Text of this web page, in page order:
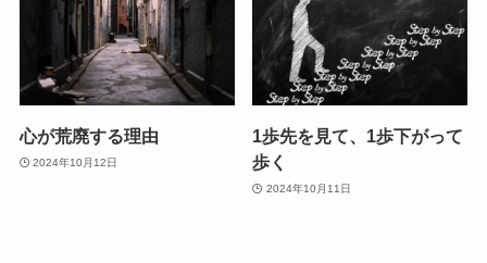
心が荒廃する理由
2024年10月12日
1歩先を見て、1歩下がって
歩く
2024年10月11日